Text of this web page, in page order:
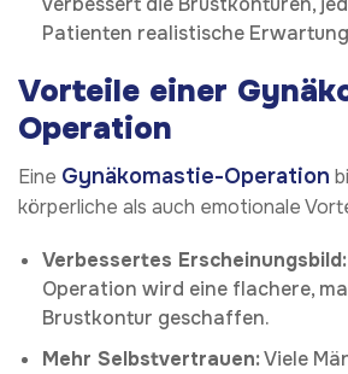
Patienten realistische
Vorteile einer
Operation
Eine Gynäkomastie-Operation
körperliche als auch emotionale
Verbessertes Erscheinungsbild:
Operation wird eine flachere,
Brustkontur geschaffen.
Mehr Selbstvertrauen:Viele